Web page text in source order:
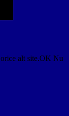
alt site.OK Nu